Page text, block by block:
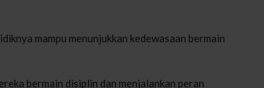
mampu menunjukkan kedewasaan bermain
bermain disiplin dan menjalankan peran